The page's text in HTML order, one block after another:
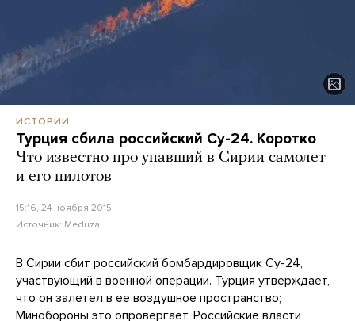
ИСТОРИИ
Турция сбила российский Су-24. Коротко
Что известно про упавший в Сирии самолет
и его пилотов
15:16, 24 ноября 2015
Источник: Meduza
В Сирии сбит российский бомбардировщик Су-24,
участвующий в военной операции. Турция утверждает,
что он залетел в ее воздушное пространство;
Минобороны это опровергает. Российские власти